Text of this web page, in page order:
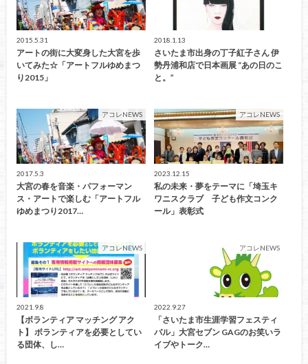
2015.5.31
アートの街に大変身した大宮を歩
いてみた☆「アートフルゆめまつ
り2015」
2018.1.13
さいたま市出身の丁子紅子さん 伊
勢丹浦和店で日本画展 “あの日のこ
と。”
アコレNEWS
2017.5.3
大宮の春を音楽・パフォーマン
ス・アートで楽しむ「アートフル
ゆめまつり2017…
アコレNEWS
2023.12.15
私の未来・夢をテーマに「埼玉キ
ワニスクラブ 子ども作文コンク
ール」表彰式
アコレNEWS
2021.9.8
【ボランティア マッチング アク
ト】 ボランティアを必要としてい
る団体、し…
アコレNEWS
2022.9.27
「さいたま市生涯学習フェスティ
バル」大宮セブン GAGのお笑いラ
イブやトーク…